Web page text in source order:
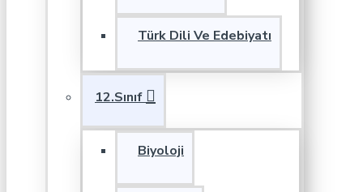
Türk Dili Ve Edebiyatı
12.Sınıf
Biyoloji